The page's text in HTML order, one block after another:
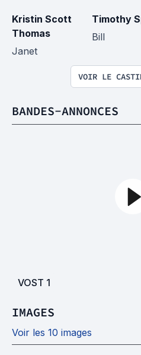
Kristin Scott
Thomas
Janet
Timothy
Bill
VOIR LE
BANDES-ANNONCES
VOST 1
IMAGES
Voir les 10 images